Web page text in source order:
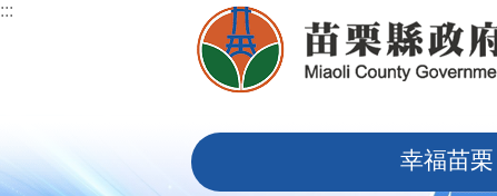
跳到主要內容區塊
:::
幸福苗栗